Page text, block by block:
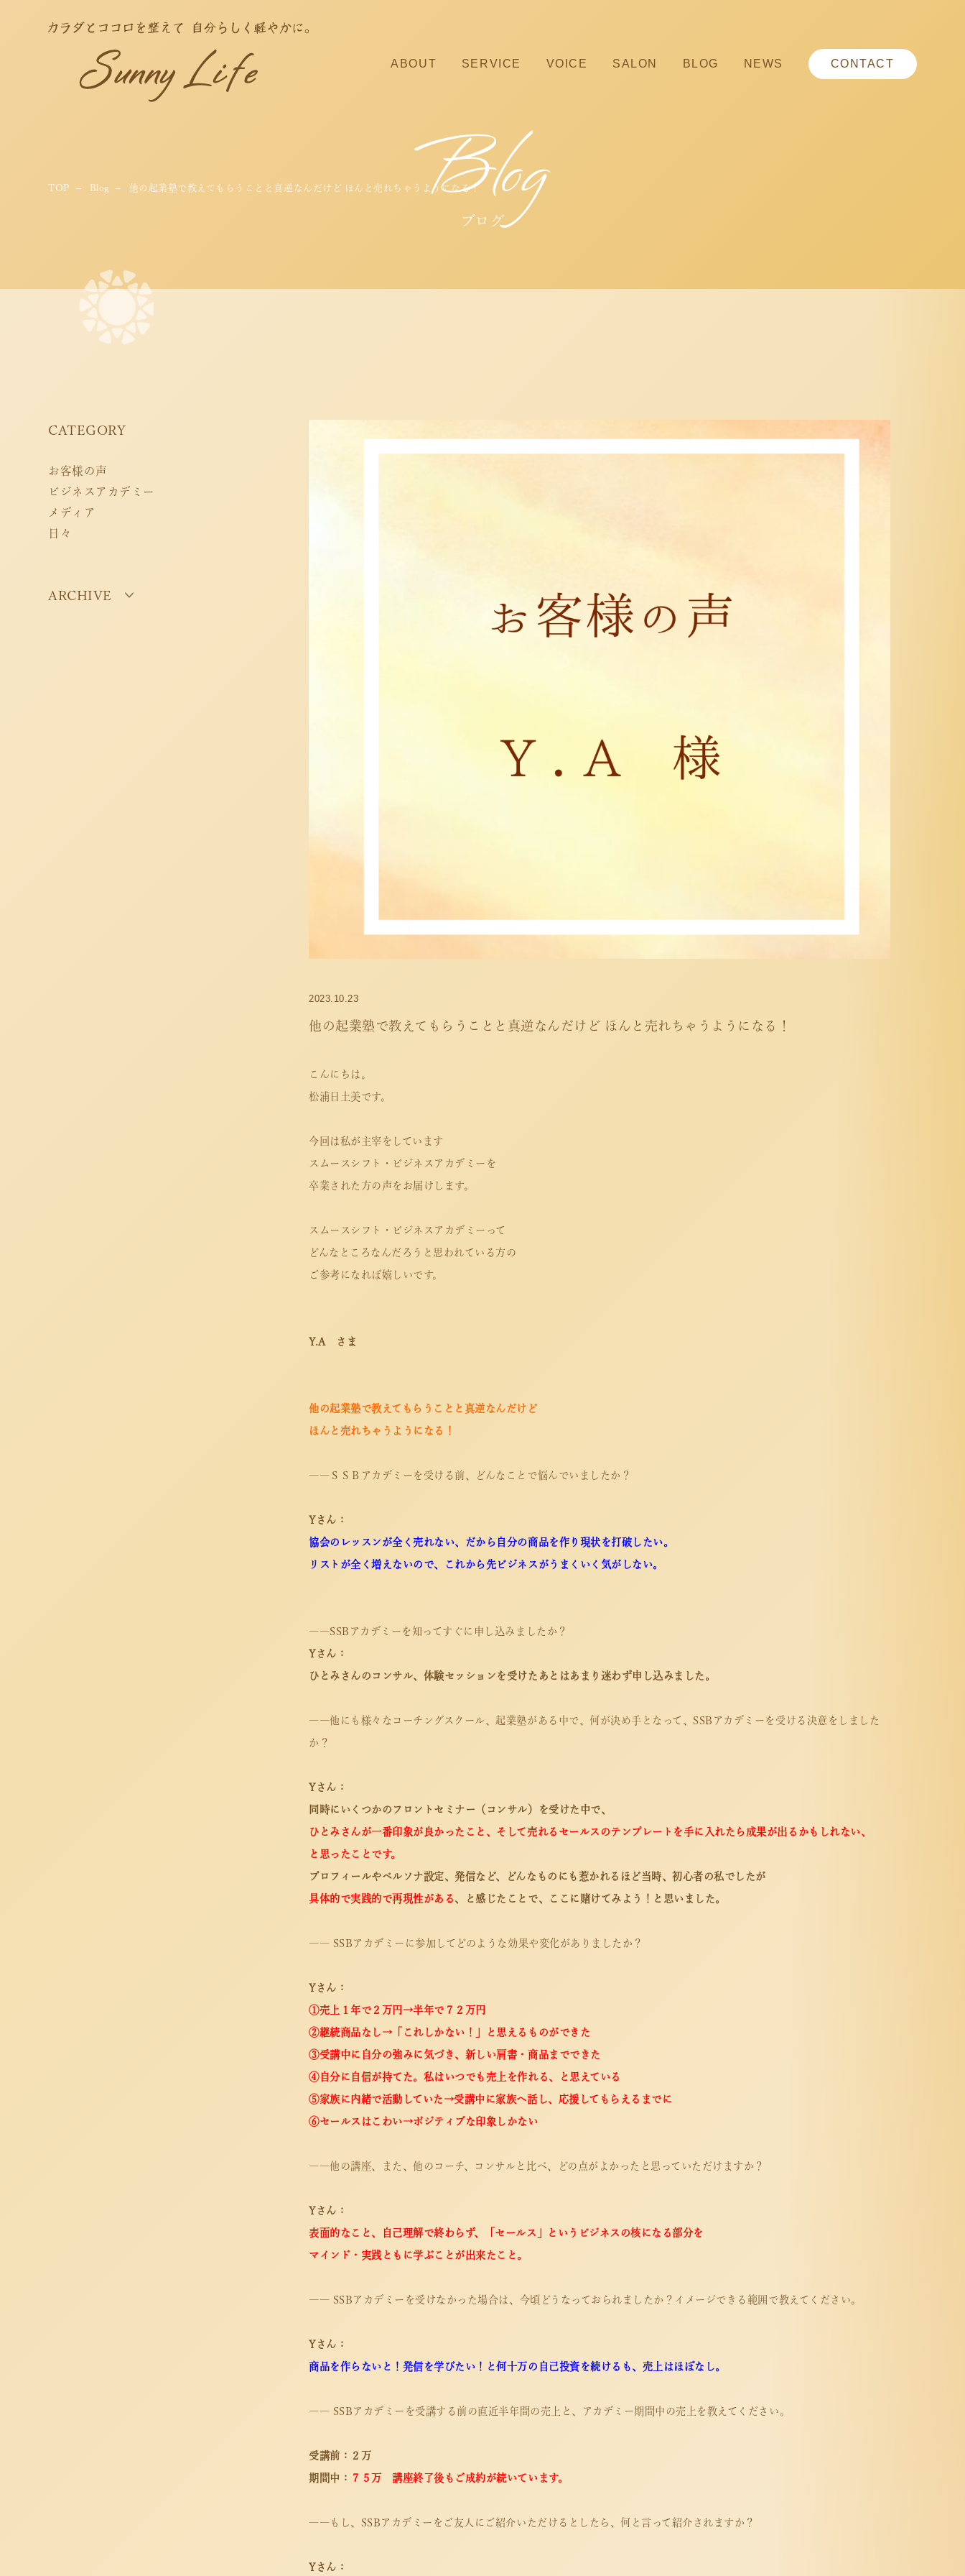
ABOUT SERVICE VOICE SALON BLOG NEWS CONTACT
TOP Blog 他の起業塾で教えてもらうことと真逆なんだけど ほんと売れちゃうようになる！Blog
ブログ
CATEGORY
お客様の声
ビジネスアカデミー
メディア
日々
ARCHIVE
2023.10.23
他の起業塾で教えてもらうことと真逆なんだけど ほんと売れちゃうようになる！
こんにちは。
松浦日土美です。
今回は私が主宰をしています
スムースシフト・ビジネスアカデミーを
卒業された方の声をお届けします。
スムースシフト・ビジネスアカデミーって
どんなところなんだろうと思われている方の
ご参考になれば嬉しいです。
Y.A さま
他の起業塾で教えてもらうことと真逆なんだけど
ほんと売れちゃうようになる！
――ＳＳＢアカデミーを受ける前、どんなことで悩んでいましたか？
Yさん：
協会のレッスンが全く売れない、だから自分の商品を作り現状を打破したい。
リストが全く増えないので、これから先ビジネスがうまくいく気がしない。
――SSBアカデミーを知ってすぐに申し込みましたか？
Yさん：
ひとみさんのコンサル、体験セッションを受けたあとはあまり迷わず申し込みました。
――他にも様々なコーチングスクール、起業塾がある中で、何が決め手となって、SSBアカデミーを受ける決意をしました
か？
Yさん：
同時にいくつかのフロントセミナー（コンサル）を受けた中で、
ひ とみさんが一番印象が良かったこと、そして売れるセールスのテンプレートを手に入れたら成果が出るかもしれない、
と思ったことです。
プロフィールやペルソナ設定、発信など、どんなものにも惹かれるほど当時、初心者の私でしたが
具体的で実践的で再現性がある 、と感じたことで、ここに賭けてみよう！と思いました。
―― SSBアカデミーに参加してどのような効果や変化がありましたか？
Yさん：
①売上１年で２万円→半年で７２万円
②継続商品なし→「これしかない！」と思えるものができた
③受講中に自分の強みに気づき、新しい肩書・商品までできた
④自分に自信が持てた。私はいつでも売上を作れる、と思えている
⑤家族に内緒で活動していた→受講中に家族へ話し、応援してもらえるまでに
⑥セールスはこわい→ポジティブな印象しかない
――他の講座、また、他のコーチ、コンサルと比べ、どの点がよかったと思っていただけますか？
Yさん：
表面的なこと、自己理解で終わらず、「セールス」というビジネスの核になる部分を
マインド・実践ともに学ぶことが出来たこと。
―― SSBアカデミーを受けなかった場合は、今頃どうなっておられましたか？イメージできる範囲で教えてください。
Yさん：
商品を作らないと！発信を学びたい！と何十万の自己投資を続けるも、売上はほぼなし。
―― SSBアカデミーを受講する前の直近半年間の売上と、アカデミー期間中の売上を教えてください。
受講前：２万
期間中： ７５万 講座終了後もご成約が続いています。
――もし、SSBアカデミーをご友人にご紹介いただけるとしたら、何と言って紹介されますか？
Yさん：